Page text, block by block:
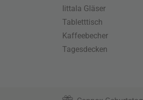
Iittala Gläser
Tabletttisch
Kaffeebecher
Tagesdecken